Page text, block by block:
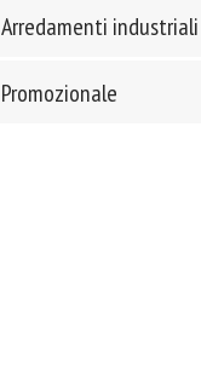
Arredamenti industriali
Promozionale